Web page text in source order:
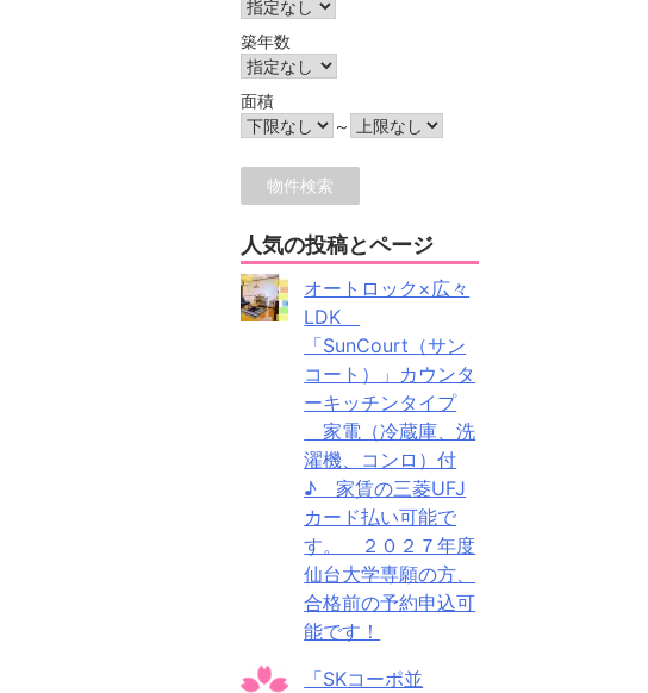
築年数
面積
～
人気の投稿とページ
オートロック×広々
LDK
「SunCourt（サン
コート）」カウンタ
ーキッチンタイプ
家電（冷蔵庫、洗
濯機、コンロ）付
♪ 家賃の三菱UFJ
カード払い可能で
す。 ２０２７年度
仙台大学専願の方、
合格前の予約申込可
能です！
「SKコーポ並